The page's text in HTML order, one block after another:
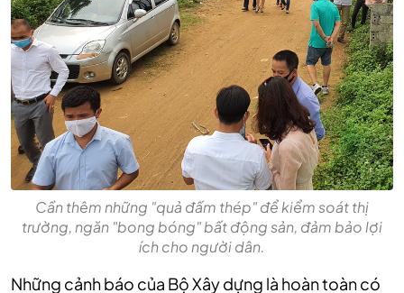
Cần thêm những "quả đấm thép" để kiểm soát thị
trường, ngăn "bong bóng" bất động sản, đảm bảo lợi
ích cho người dân.
Những cảnh báo của Bộ Xây dựng là hoàn toàn có